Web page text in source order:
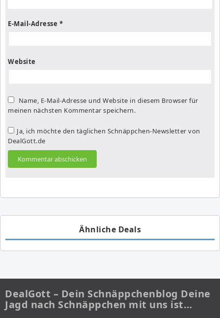
E-Mail-Adresse *
Website
Name, E-Mail-Adresse und Website in diesem Browser für
meinen nächsten Kommentar speichern.
Ja, ich möchte den täglichen Schnäppchen-Newsletter von
DealGott.de
Ähnliche Deals
DealGott – Dein Schnäppchenblog Deine
Jagd nach Schnäppchen mit uns ist…